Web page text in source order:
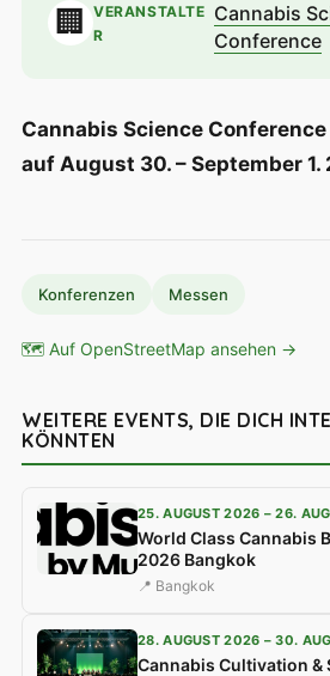
🏢
VERANSTALTE
R
Cannabis
Conference
Cannabis Science
auf August 30. – September 1.
Konferenzen Messen
🗺 Auf OpenStreetMap ansehen →
WEITERE EVENTS, DIE DICH
KÖNNTEN
25. AUGUST 2026 – 26.
World Class Cannabis
2026 Bangkok
📍 Bangkok
28. AUGUST 2026 – 30.
Cannabis Cultivation &